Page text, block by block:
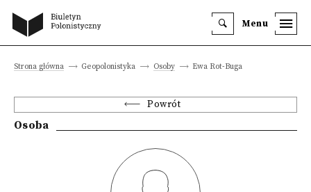
Menu
Strona główna Geopolonistyka Osoby Ewa Rot-Buga
Powrót
Osoba